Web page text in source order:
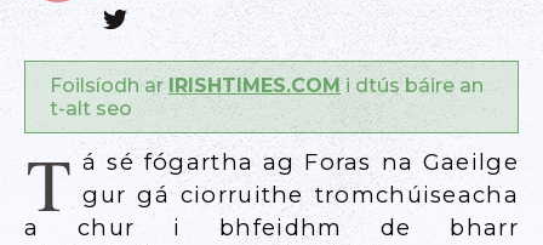
Foilsíodh ar IRISHTIMES.COM i dtús báire an
t-alt seo
T á sé fógartha ag Foras na Gaeilge
gur gá ciorruithe tromchúiseacha
a chur i bhfeidhm de bharr